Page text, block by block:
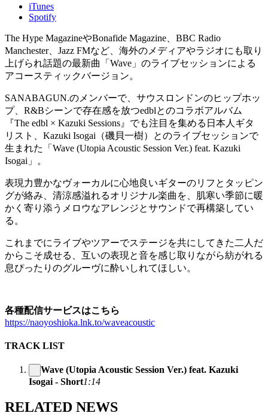
iTunes
Spotify
The Hype MagazineやBonafide Magazine、BBC Radio
Manchester、Jazz FMなど、海外のメディアやラジオにも取り
上げられ話題の最新曲「Wave」のライブセッションによる
アコースティックバージョン。
SANABAGUN.のメンバーで、サウスロンドンのヒップホッ
プ、R&Bシーンで存在感を放つedblとのコラボアルバム
『The edbl × Kazuki Sessions』でも注目を集める日本人ギタ
リスト、Kazuki Isogai（磯貝一樹）とのライブセッションで
生まれた「Wave (Utopia Acoustic Session Ver.) feat. Kazuki
Isogai」。
表現力豊かなヴォーカルに心地良いギターのリフとタッピン
グが絡み、清涼感溢れるオリジナル楽曲を、肌寒い季節に暖
かく寄り添うメロウなアレンジとサウンドで再構築してい
る。
これまでにライブやツアーでステージを共にしてきた二人だ
からこそ成せる、互いの表現と音を感じ取りながら紡がれる
息ぴったりのグルーヴに酔いしれてほしい。
各種配信サービスはこちら
https://naoyoshioka.lnk.to/waveacoustic
TRACK LIST
Wave (Utopia Acoustic Session Ver.) feat. Kazuki
Isogai - Short1:14
RELATED NEWS